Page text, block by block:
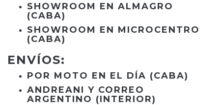
SHOWROOM EN ALMAGRO
(CABA)
SHOWROOM EN MICROCENTRO
(CABA)
ENVÍOS:
POR MOTO EN EL DÍA (CABA)
ANDREANI Y CORREO
ARGENTINO (INTERIOR)